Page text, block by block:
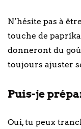
N’hésite pas à
touche de
donneront du
toujours ajuster
Puis-je
Oui, tu peux